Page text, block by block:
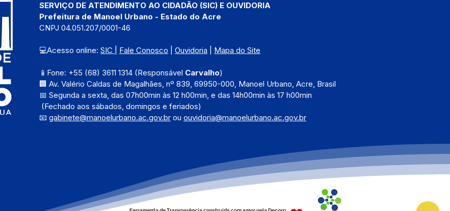
SERVIÇO DE ATENDIMENTO AO CIDADÃO (SIC) E OUVIDORIA
Prefeitura de Manoel Urbano - Estado do Acre
CNPJ 04.051.207/0001-46
💻Acesso online: SIC Fale Conosco Ouvidoria Mapa do Site
📱Fone: +55 (68) 3611 1314 (Responsável Carvalho)
🏢 Av. Valério Caldas de Magalhães, nº 839, 69950-000, Manoel Urbano, Acre, Brasil
📅 Segunda a sexta, das 07h00min às 12 h00min, e das 14h00min às 17 h00min
(Fechado aos sábados, domingos e feriados)
📧 gabinete@manoelurbano.ac.gov.br ou ouvidoria@manoelurbano.ac.gov.br